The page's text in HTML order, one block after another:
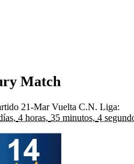
Match
21-Mar Vuelta C.N. Liga:
4 horas, 35 minutos, 4